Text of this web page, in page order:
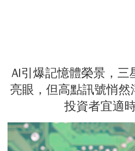
AI引爆記憶體榮景，三
亮眼，但高點訊號悄然
投資者宜適